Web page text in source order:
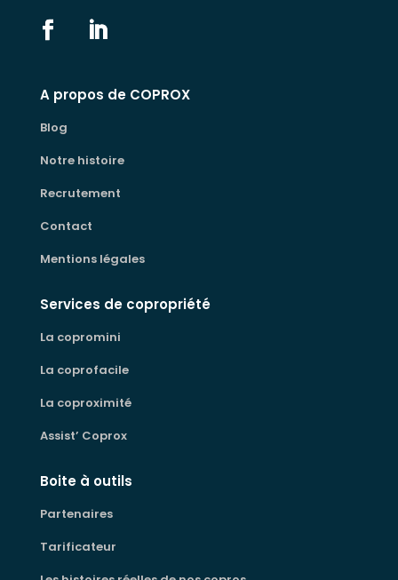
A propos de COPROX
Blog
Notre histoire
Recrutement
Contact
Mentions légales
Services de copropriété
La copromini
La coprofacile
La coproximité
Assist’ Coprox
Boite à outils
Partenaires
Tarificateur